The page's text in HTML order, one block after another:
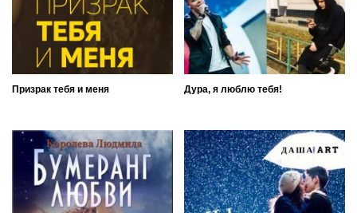
Призрак тебя и меня Дура, я люблю тебя!